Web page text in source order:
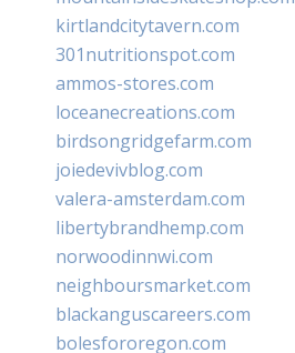
kirtlandcitytavern.com
301nutritionspot.com
ammos-stores.com
loceanecreations.com
birdsongridgefarm.com
joiedevivblog.com
valera-amsterdam.com
libertybrandhemp.com
norwoodinnwi.com
neighboursmarket.com
blackanguscareers.com
bolesfororegon.com